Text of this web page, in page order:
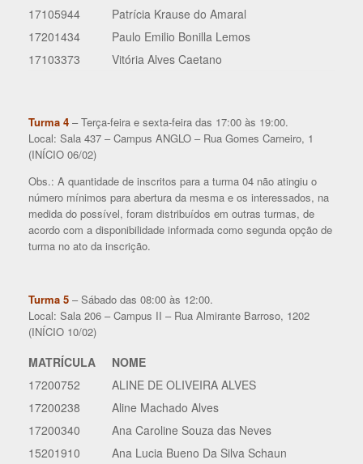
17105944
Patrícia Krause do Amaral
17201434
Paulo Emilio Bonilla Lemos
17103373
Vitória Alves Caetano
Turma 4 – Terça-feira e sexta-feira das 17:00 às 19:00.
Local: Sala 437 – Campus ANGLO – Rua Gomes Carneiro, 1
(INÍCIO 06/02)
Obs.: A quantidade de inscritos para a turma 04 não atingiu o
número mínimos para abertura da mesma e os interessados, na
medida do possível, foram distribuídos em outras turmas, de
acordo com a disponibilidade informada como segunda opção de
turma no ato da inscrição.
Turma 5 – Sábado das 08:00 às 12:00.
Local: Sala 206 – Campus II – Rua Almirante Barroso, 1202
(INÍCIO 10/02)
MATRÍCULA
NOME
17200752
ALINE DE OLIVEIRA ALVES
17200238
Aline Machado Alves
17200340
Ana Caroline Souza das Neves
15201910
Ana Lucia Bueno Da Silva Schaun